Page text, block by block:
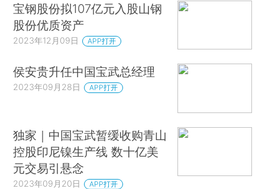
宝钢股份拟107亿元入股山钢
股份优质资产
2023年12月09日 APP打开
侯安贵升任中国宝武总经理
2023年09月28日 APP打开
独家｜中国宝武暂缓收购青山
控股印尼镍生产线 数十亿美
元交易引悬念
2023年09月20日 APP打开